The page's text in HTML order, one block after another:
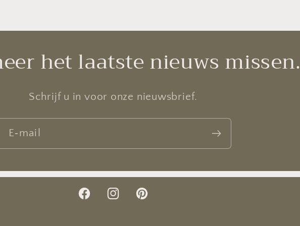
het laatste nieuws missen.
Schrijf u in voor onze nieuwsbrief.
E‑mail
FacebookInstagramPinterest